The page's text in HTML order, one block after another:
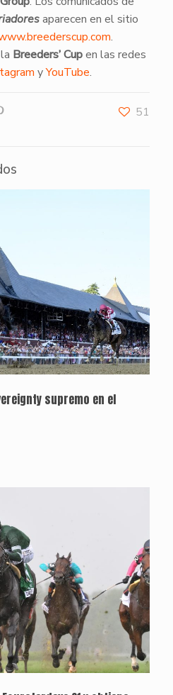
aparecen en el sitio
.
Breeders’ Cupen las redes
yYouTube.
51
supremo en el